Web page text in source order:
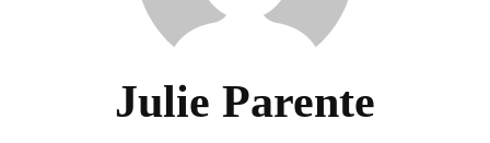
Julie Parente